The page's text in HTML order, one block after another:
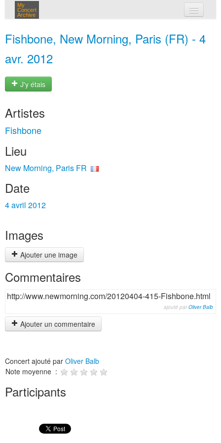
My
Concert
Archive
Fishbone, New Morning, Paris (FR) - 4
avr. 2012
J'y étais
Artistes
Fishbone
Lieu
New Morning, Paris FR
Date
4 avril 2012
Images
Ajouter une image
Commentaires
http://www.newmorning.com/20120404-415-Fishbone.html
ajouté parOliver Balb
Ajouter un commentaire
Concert ajouté par Oliver Balb
Note moyenne :
Participants